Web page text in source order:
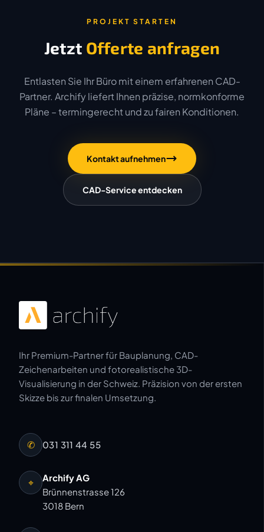
PROJEKT STARTEN
Jetzt Offerte anfragen
Entlasten Sie Ihr Büro mit einem erfahrenen CAD-
Partner. Archify liefert Ihnen präzise, normkonforme
Pläne – termingerecht und zu fairen Konditionen.
Kontakt aufnehmen
CAD-Service entdecken
Ihr Premium-Partner für Bauplanung, CAD-
Zeichenarbeiten und fotorealistische 3D-
Visualisierung in der Schweiz. Präzision von der ersten
Skizze bis zur finalen Umsetzung.
✆ 031 311 44 55
⌖
Archify AG
Brünnenstrasse 126
3018 Bern